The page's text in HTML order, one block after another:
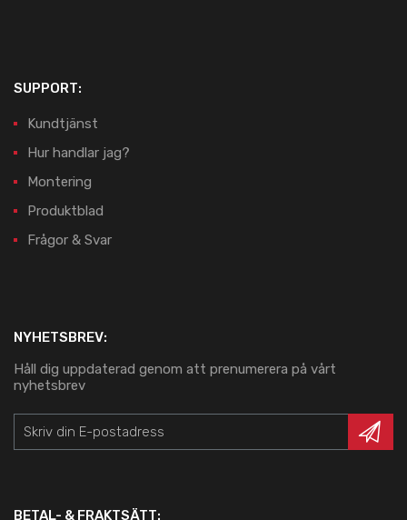
SUPPORT:
Kundtjänst
Hur handlar jag?
Montering
Produktblad
Frågor & Svar
NYHETSBREV:
Håll dig uppdaterad genom att prenumerera på vårt
nyhetsbrev
BETAL- & FRAKTSÄTT: